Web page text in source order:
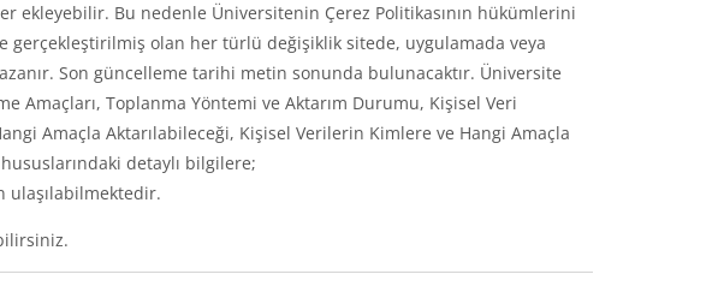
ekleyebilir. Bu nedenle Üniversitenin Çerez Politikasının hükümlerini
gerçekleştirilmiş olan her türlü değişiklik sitede, uygulamada veya
Son güncelleme tarihi metin sonunda bulunacaktır. Üniversite
Amaçları, Toplanma Yöntemi ve Aktarım Durumu, Kişisel Veri
Amaçla Aktarılabileceği, Kişisel Verilerin Kimlere ve Hangi Amaçla
detaylı bilgilere;